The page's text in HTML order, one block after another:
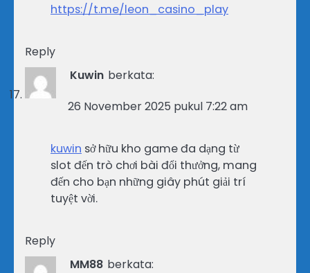
https://t.me/leon_casino_play
Reply
Kuwin berkata:
26 November 2025 pukul 7:22 am
kuwin sở hữu kho game đa dạng từ
slot đến trò chơi bài đổi thưởng, mang
đến cho bạn những giây phút giải trí
tuyệt vời.
Reply
MM88 berkata: